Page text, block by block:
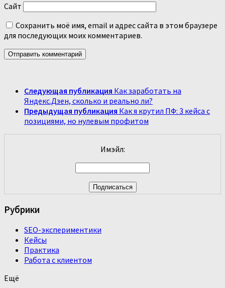
Сайт
Сохранить моё имя, email и адрес сайта в этом браузере
для последующих моих комментариев.
Следующая публикация Как заработать на
Яндекс.Дзен, сколько и реально ли?
Предыдущая публикация Как я крутил ПФ: 3 кейса с
позициями, но нулевым профитом
Имэйл:
Рубрики
SEO-экспериментики
Кейсы
Практика
Работа с клиентом
Ещё